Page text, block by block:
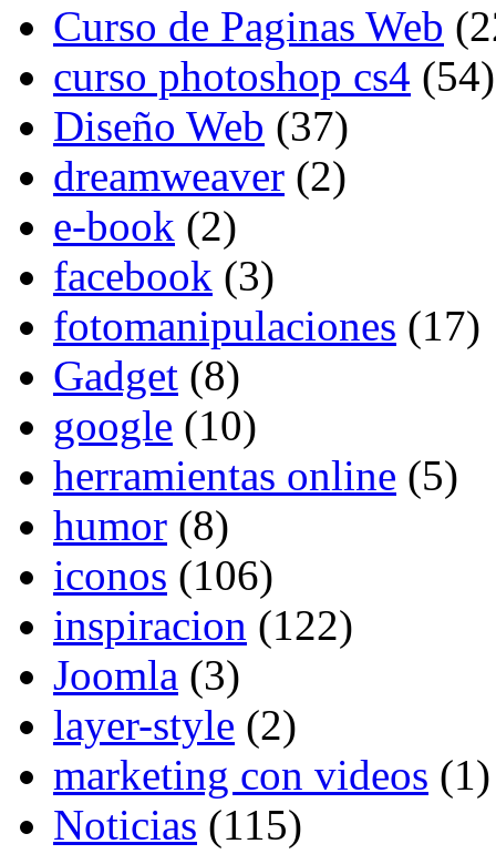
Curso de Paginas Web
curso photoshop cs4 (54)
Diseño Web (37)
dreamweaver (2)
e-book (2)
facebook (3)
fotomanipulaciones (17)
Gadget (8)
google (10)
herramientas online (5)
humor (8)
iconos (106)
inspiracion (122)
Joomla (3)
layer-style (2)
marketing con videos (1)
Noticias (115)